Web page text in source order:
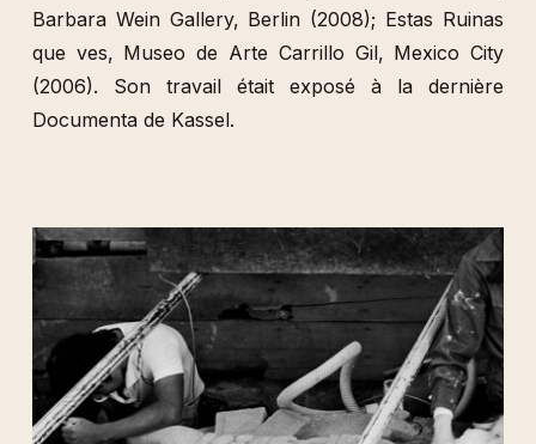
Barbara Wein Gallery, Berlin (2008); Estas Ruinas
que ves, Museo de Arte Carrillo Gil, Mexico City
(2006). Son travail était exposé à la dernière
Documenta de Kassel.